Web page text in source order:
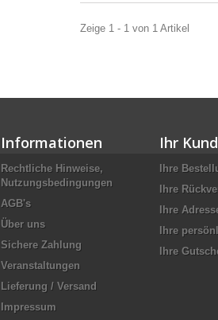
Zeige 1 - 1 von 1 Artikel
Informationen
Rechtliche Hinweise,
Nutzungsbedingungen
AGB's
Über uns
Sichere Zahlung
Veranstaltungen
Lieferung / Versand
Impressum
Ihr
Ihre
Ihre
Ihre
Ihre
Ihre